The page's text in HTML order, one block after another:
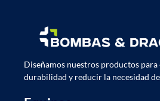
Diseñamos nuestros productos para
durabilidad y reducir la necesidad